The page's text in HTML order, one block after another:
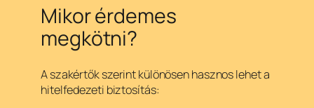
Mikor érdemes
megkötni?
A szakértők szerint különösen hasznos lehet a
hitelfedezeti biztosítás: